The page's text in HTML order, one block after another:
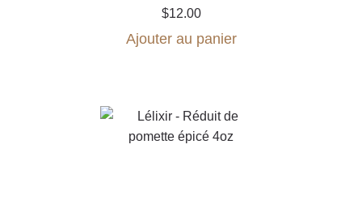
$12.00
Ajouter au panier